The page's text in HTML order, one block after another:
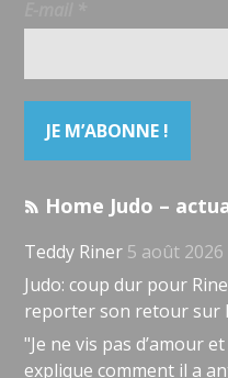
Home Judo –
Teddy Riner 5 août 2026
Judo: coup dur pour
reporter son retour sur
"Je ne vis pas d’amour
explique comment il a